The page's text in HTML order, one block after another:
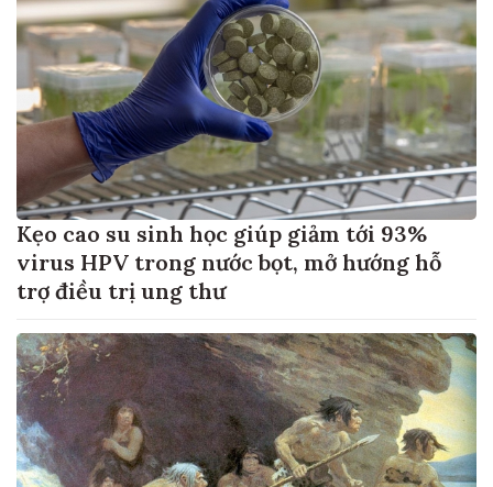
Kẹo cao su sinh học giúp giảm tới 93%
virus HPV trong nước bọt, mở hướng hỗ
trợ điều trị ung thư